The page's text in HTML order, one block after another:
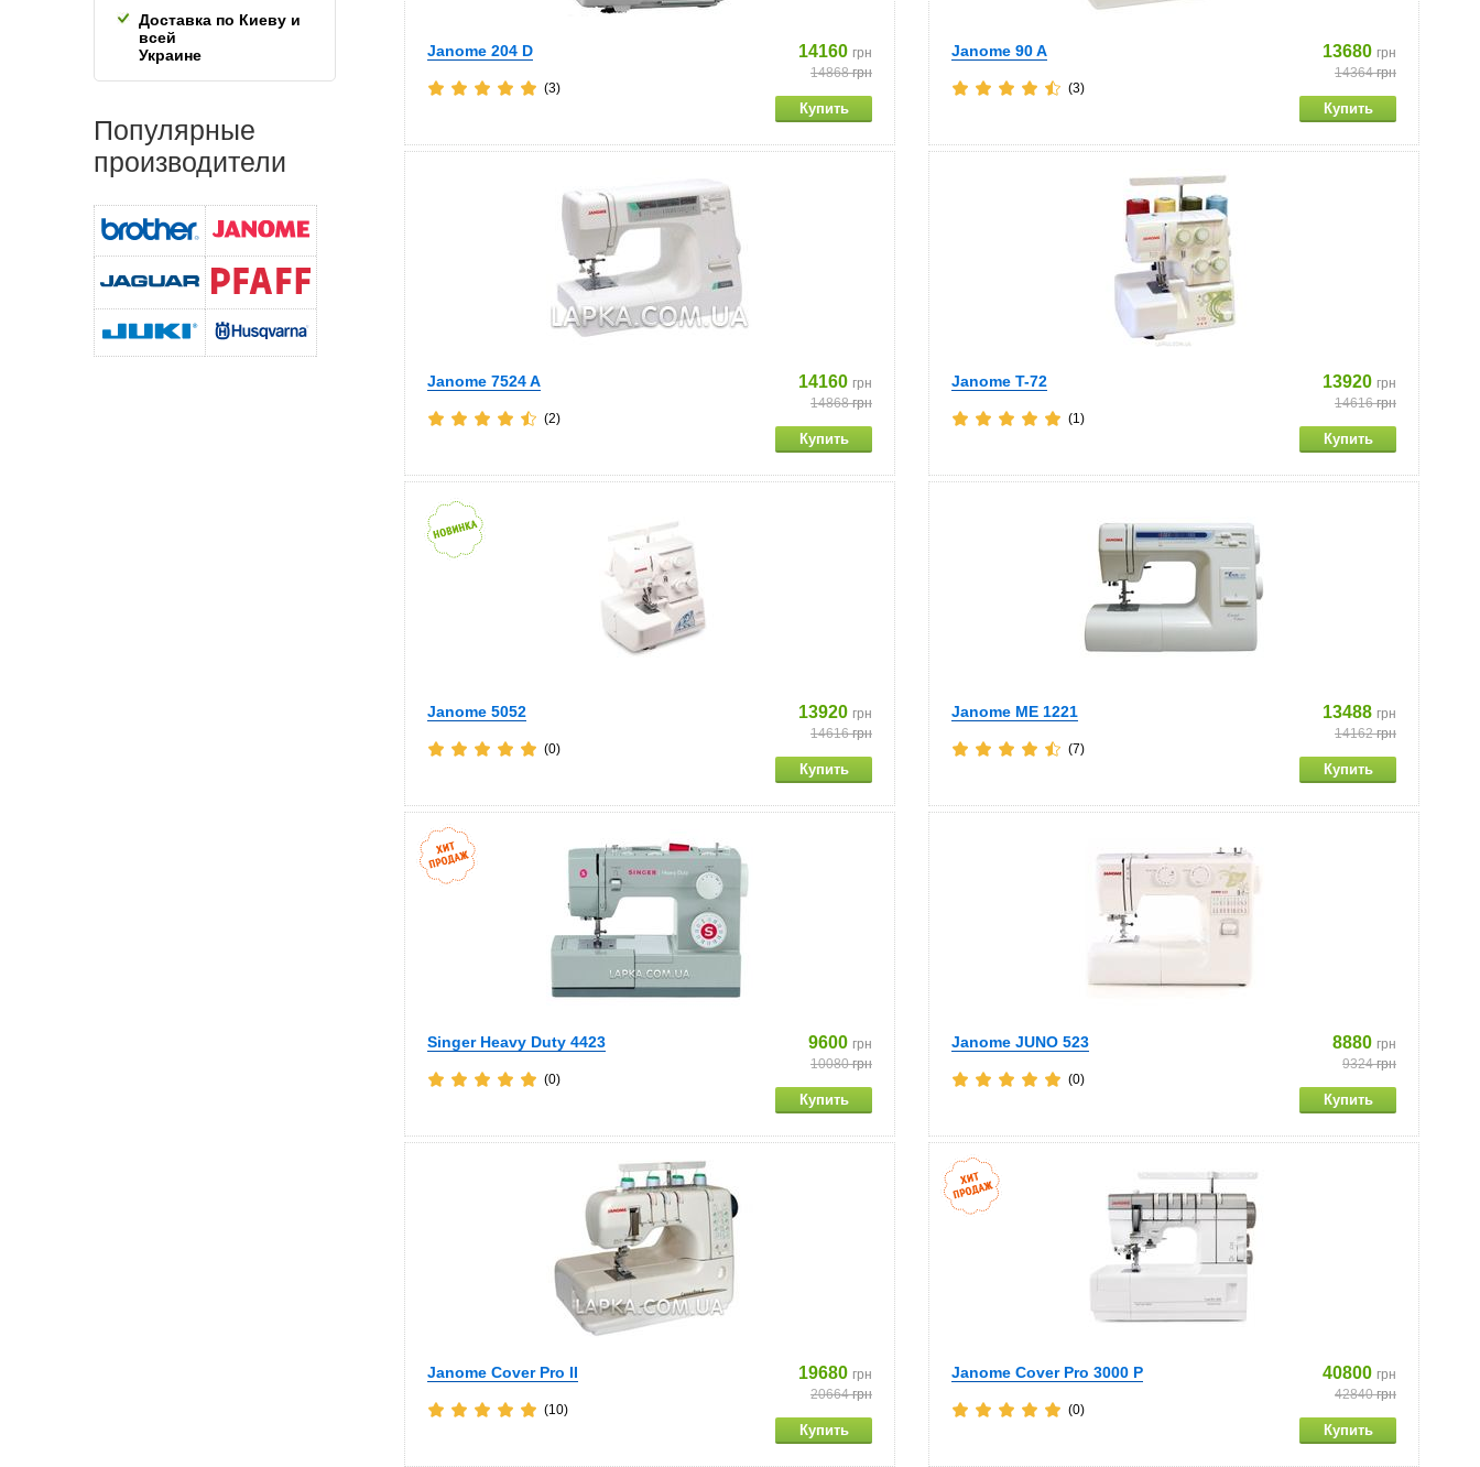
Janome 204 D 14160 грн
14868грн
(3)
Janome 90 A 13680 грн
14364грн
(3)
Janome 7524 A 14160 грн
14868грн
(2)
Janome T-72 13920 грн
14616грн
(1)
Janome 5052 13920 грн
14616грн
(0)
Janome ME 1221 13488 грн
14162грн
(7)
Singer Heavy Duty 4423 9600 грн
10080грн
(0)
Janome JUNO 523 8880 грн
9324грн
(0)
Janome Cover Pro II 19680 грн
20664грн
(10)
Janome Cover Pro 3000 P 40800 грн
42840грн
(0)
Доставка по Киеву и
всей
Украине
Популярные
производители